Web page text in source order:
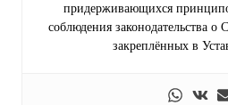
придерживающихся
соблюдения законодательства
закреплённых в